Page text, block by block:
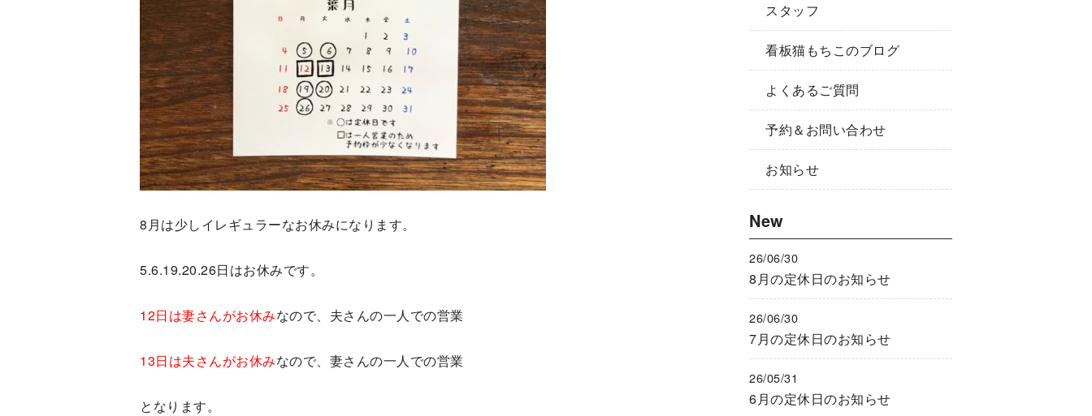
8月は少しイレギュラーなお休みになります。
5.6.19.20.26日はお休みです。
12日は妻さんがお休みなので、夫さんの一人での営業
13日は夫さんがお休みなので、妻さんの一人での営業
となります。
スタッフ
看板猫もちこのブログ
よくあるご質問
予約＆お問い合わせ
お知らせ
New
26/06/30
8月の定休日のお知らせ
26/06/30
7月の定休日のお知らせ
26/05/31
6月の定休日のお知らせ